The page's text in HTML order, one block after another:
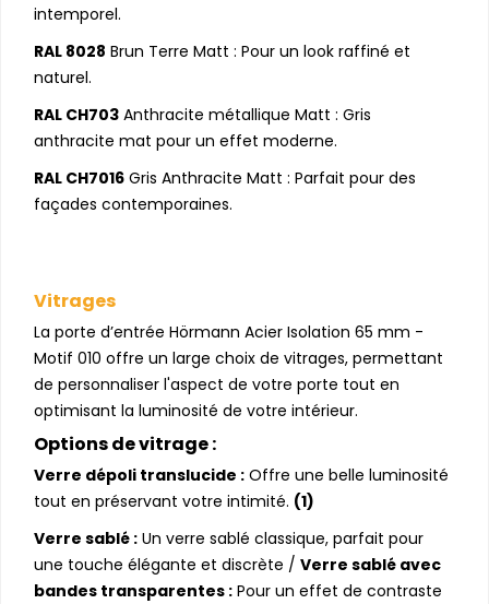
intemporel.
RAL 8028 Brun Terre Matt : Pour un look raffiné et
naturel.
RAL CH703 Anthracite métallique Matt : Gris
anthracite mat pour un effet moderne.
RAL CH7016 Gris Anthracite Matt : Parfait pour des
façades contemporaines.
Vitrages
La porte d’entrée Hörmann Acier Isolation 65 mm -
Motif 010 offre un large choix de vitrages, permettant
de personnaliser l'aspect de votre porte tout en
optimisant la luminosité de votre intérieur.
Options de vitrage :
Verre dépoli translucide : Offre une belle luminosité
tout en préservant votre intimité. (1)
Verre sablé : Un verre sablé classique, parfait pour
une touche élégante et discrète / Verre sablé avec
bandes transparentes : Pour un effet de contraste